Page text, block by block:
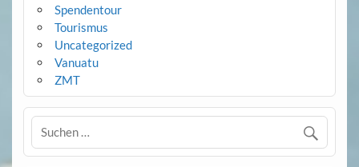
Spendentour
Tourismus
Uncategorized
Vanuatu
ZMT